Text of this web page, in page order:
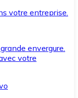
votre entreprise.
envergure.
votre